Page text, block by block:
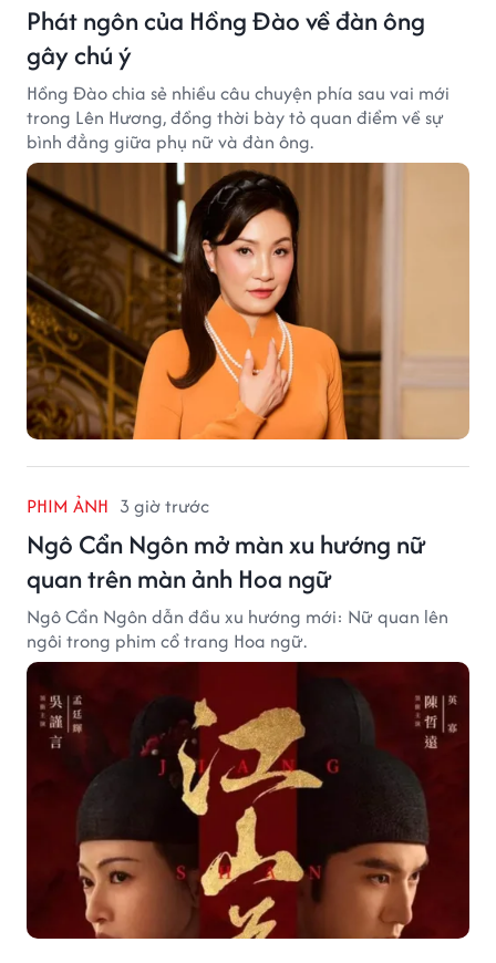
Phát ngôn của Hồng Đào về đàn ông
gây chú ý
Hồng Đào chia sẻ nhiều câu chuyện phía sau vai mới
trong Lên Hương, đồng thời bày tỏ quan điểm về sự
bình đẳng giữa phụ nữ và đàn ông.
PHIM ẢNH 3 giờ trước
Ngô Cẩn Ngôn mở màn xu hướng nữ
quan trên màn ảnh Hoa ngữ
Ngô Cẩn Ngôn dẫn đầu xu hướng mới: Nữ quan lên
ngôi trong phim cổ trang Hoa ngữ.